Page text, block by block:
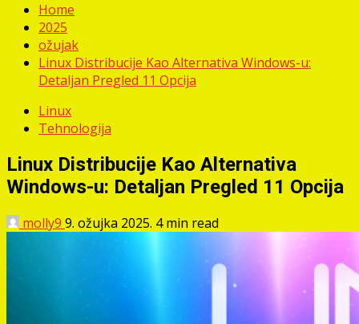
Home
2025
ožujak
Linux Distribucije Kao Alternativa Windows-u:
Detaljan Pregled 11 Opcija
Linux
Tehnologija
Linux Distribucije Kao Alternativa
Windows-u: Detaljan Pregled 11 Opcija
molly9 9. ožujka 2025. 4 min read